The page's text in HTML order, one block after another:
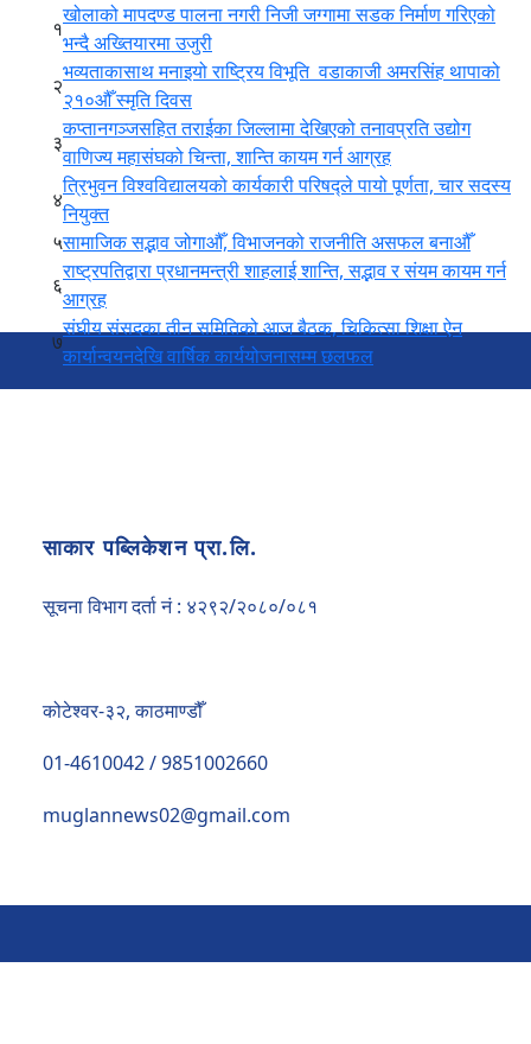
सिमलतालमा पहिरो पन्छाइएपछि मुग्लिन–नारायणगढ सडक पुनः सञ्चालन
हेटौँडामा रक्ताम्य अवस्थामा पुरुष मृत फेला, सँगै रहेकी महिला फरार
काठमाडौंको सुन्दरीजलबाट ३० किलो गाँजासहित दुई जना पक्राउ
अविरल वर्षाले देशभरका प्रमुख राजमार्ग प्रभावित, धेरै सडक पूर्ण रूपमा
डीआर कंगोमा इबोला महामारी भयावह, मृतक संख्या १,३०९ नाघ्यो
सरकारको मिडिया नीतिको विरोध गर्दै पत्रकारहरु माइतीघरमा प्रदर्शन
आज हरिशयनी एकादशी : घर–घरमा तुलसीको बिरुवा सारिँदै
नेप्सेमा ७.९० अंकको सुधार, कारोबार ६ अर्ब २६ करोडमाथि
‘जीवन अन्त्य गर्ने सोच नबनाऔं, हामी साथमा छौं’ : गगन थापा
शैक्षिक परामर्श क्षेत्रका समस्या र नीतिगत सुधारबारे आज मन्त्रालयको
१
खोलाको मापदण्ड पालना नगरी निजी जग्गामा सडक निर्माण गरिएको
भन्दै अख्तियारमा उजुरी
२
भव्यताकासाथ मनाइयो राष्ट्रिय विभूति वडाकाजी अमरसिंह थापाको
२१०औँ स्मृति दिवस
३
कप्तानगञ्जसहित तराईका जिल्लामा देखिएको तनावप्रति उद्योग
वाणिज्य महासंघको चिन्ता, शान्ति कायम गर्न आग्रह
४
त्रिभुवन विश्वविद्यालयको कार्यकारी परिषद्ले पायो पूर्णता, चार सदस्य
नियुक्त
५सामाजिक सद्भाव जोगाऔँ, विभाजनको राजनीति असफल बनाऔँ
६
राष्ट्रपतिद्वारा प्रधानमन्त्री शाहलाई शान्ति, सद्भाव र संयम कायम गर्न
आग्रह
७
संघीय संसदका तीन समितिको आज बैठक, चिकित्सा शिक्षा ऐन
कार्यान्वयनदेखि वार्षिक कार्ययोजनासम्म छलफल
साकार पब्लिकेशन प्रा.लि.
सूचना विभाग दर्ता नं : ४२९२/२०८०/०८१
कोटेश्वर-३२, काठमाण्डौँ
01-4610042 / 9851002660
muglannews02@gmail.com